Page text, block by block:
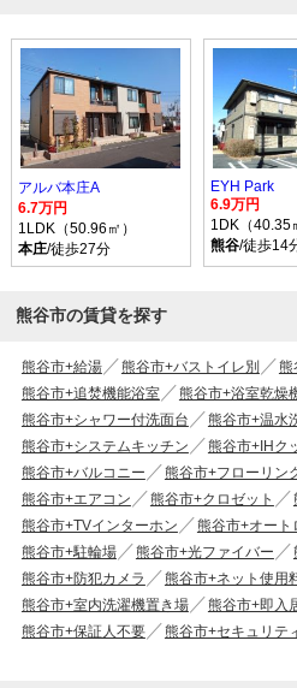
アルバ本庄A
6.7万円
1LDK（50.96㎡）
本庄/徒歩27分
EYH Park
6.9万円
1DK（40.35
熊谷/徒歩14
熊谷市の賃貸を探す
熊谷市+給湯 熊谷市+バストイレ別
熊
熊谷市+追焚機能浴室
熊谷市+浴室乾燥
熊谷市+シャワー付洗面台
熊谷市+温水
熊谷市+システムキッチン
熊谷市+IHク
熊谷市+バルコニー
熊谷市+フローリン
熊谷市+エアコン
熊谷市+クロゼット
熊谷市+TVインターホン
熊谷市+オート
熊谷市+駐輪場
熊谷市+光ファイバー
熊谷市+防犯カメラ
熊谷市+ネット使用
熊谷市+室内洗濯機置き場
熊谷市+即入
熊谷市+保証人不要
熊谷市+セキュリテ